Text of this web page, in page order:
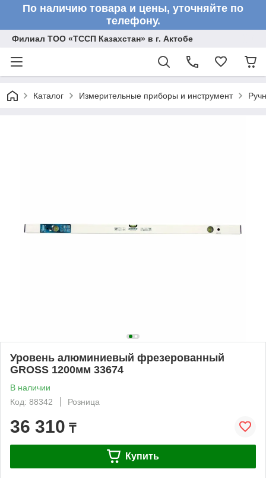
По наличию товара и цены, уточняйте по
телефону.
Филиал ТОО «ТССП Казахстан» в г. Актобе
Каталог Измерительные приборы и инструмент
Уровень алюминиевый фрезерованный
GROSS 1200мм 33674
В наличии
Код: 88342
Розница
36 310 ₸
Купить